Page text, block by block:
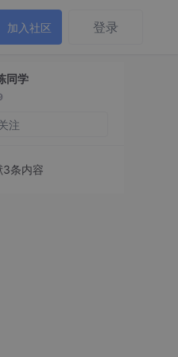
加入社区 登录
同学
注
3条内容